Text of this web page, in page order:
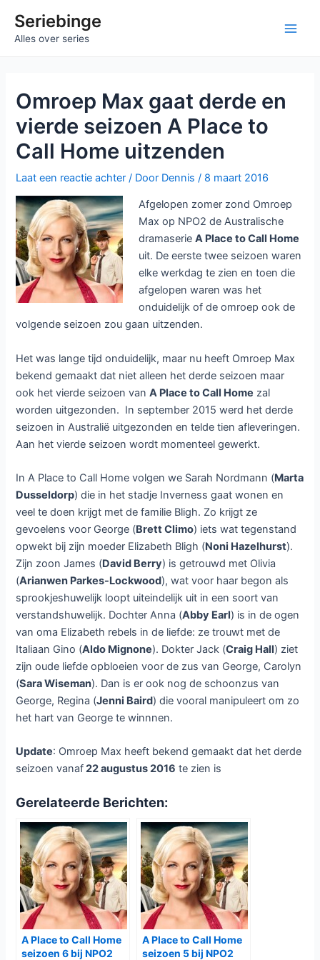
naarSeriebinge
Alles over series
Omroep Max gaat derde en
vierde seizoen A Place to
Call Home uitzenden
Laat een reactie achter / DoorDennis /8 maart 2016
Afgelopen zomer zond Omroep
Max op NPO2 de Australische
dramaserie
A Place to Call Home
uit. De eerste twee seizoen waren
elke werkdag te zien en toen die
afgelopen waren was het
onduidelijk of de omroep ook de
volgende seizoen zou gaan uitzenden.
Het was lange tijd onduidelijk, maar nu heeft Omroep Max
bekend gemaakt dat niet alleen het derde seizoen maar
ook het vierde seizoen vanA Place to Call Home
seizoen in Australië uitgezonden en telde tien afleveringen.
Aan het vierde seizoen wordt momenteel gewerkt.
In A Place to Call Home volgen we Sarah Nordmann (
Dusseldorp) die in het stadje Inverness gaat wonen en
veel te doen krijgt met de familie Bligh. Zo krijgt ze
gevoelens voor George (
Brett Climo) iets wat tegenstand
opwekt bij zijn moeder Elizabeth Bligh (Noni Hazelhurst
Zijn zoon James (David Berry) is getrouwd met Olivia
Arianwen Parkes-Lockwood), wat voor haar begon als
sprookjeshuwelijk loopt uiteindelijk uit in een soort van
verstandshuwelijk. Dochter Anna (Abby Earl) is in de ogen